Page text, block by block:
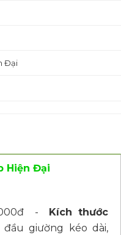
Đại
Hiện Đại
- Kích thước
đầu giường kéo dài,